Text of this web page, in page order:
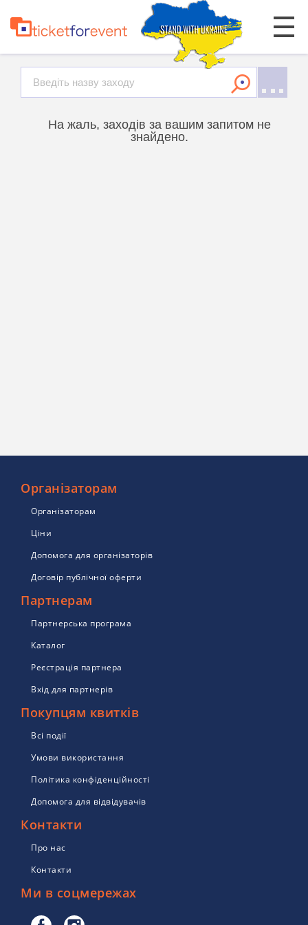
На жаль, заходів за вашим запитом не
знайдено.
Організаторам
Організаторам
Ціни
Допомога для організаторів
Договір публічної оферти
Партнерам
Партнерська програма
Каталог
Реєстрація партнера
Вхід для партнерів
Покупцям квитків
Всі події
Умови використання
Політика конфіденційності
Допомога для відвідувачів
Контакти
Про нас
Контакти
Ми в соцмережах